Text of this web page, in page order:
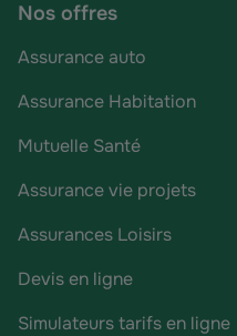
Nos offres
Assurance auto
Assurance Habitation
Mutuelle Santé
Assurance vie projets
Assurances Loisirs
Devis en ligne
Simulateurs tarifs en ligne